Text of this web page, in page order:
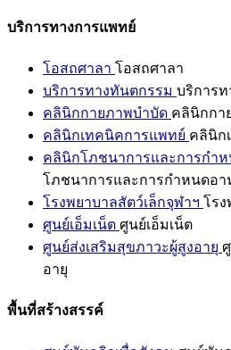
บริการทางการแพทย์
โอสถศาลา โอสถศาลา
บริการทางทันตกรรม บริการ
คลินิกกายภาพบำบัด คลินิกกา
คลินิกเทคนิคการแพทย์ คลินิก
คลินิกโภชนาการและการกำ
โภชนาการและการกำหนดอา
โรงพยาบาลสัตว์เล็กจุฬาฯ โรง
ศูนย์เอ็มเน็ต ศูนย์เอ็มเน็ต
ศูนย์ส่งเสริมสุขภาวะผู้สูงอายุ
อายุ
พื้นที่สร้างสรรค์